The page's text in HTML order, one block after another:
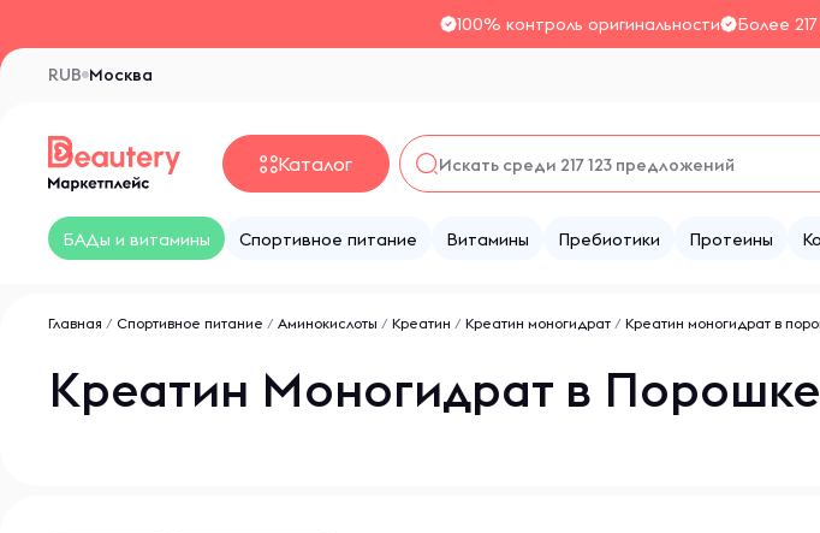
100% контроль оригинальности Более
Москва
RUB
Каталог
БАДы и витамины Спортивное питание Витамины Пребиотики Протеины
Главная / Спортивное питание / Аминокислоты / Креатин / Креатин моногидрат / Креатин моногидрат в
Креатин Моногидрат в